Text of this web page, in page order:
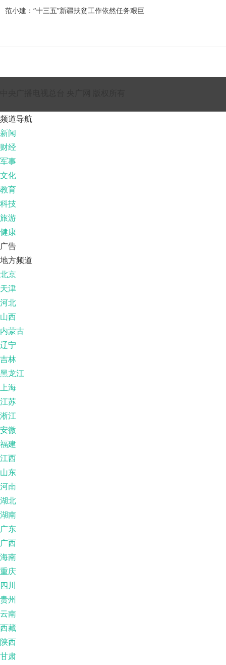
范小建：“十三五”新疆扶贫工作依然任务艰巨
频道导航
新闻
财经
军事
文化
教育
科技
旅游
健康
广告
地方频道
北京
天津
河北
山西
内蒙古
辽宁
吉林
黑龙江
上海
江苏
淅江
安微
福建
江西
山东
河南
湖北
湖南
广东
广西
海南
重庆
四川
贵州
云南
西藏
陕西
甘肃